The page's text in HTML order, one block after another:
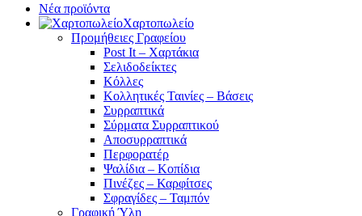
Νέα προϊόντα
Χαρτοπωλείο
Προμήθειες Γραφείου
Post It – Χαρτάκια
Σελιδοδείκτες
Κόλλες
Κολλητικές Ταινίες – Βάσεις
Συρραπτικά
Σύρματα Συρραπτικού
Αποσυρραπτικά
Περφορατέρ
Ψαλίδια – Κοπίδια
Πινέζες – Καρφίτσες
Σφραγίδες – Ταμπόν
Γραφική Ύλη